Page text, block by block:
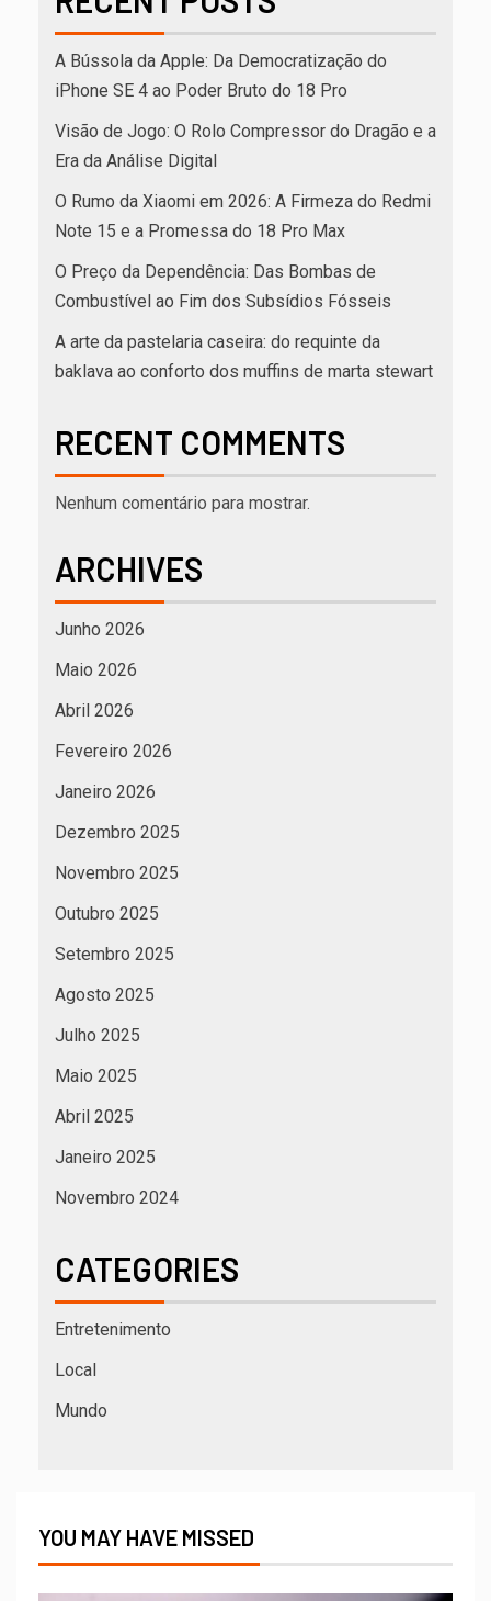
A Bússola da Apple: Da Democratização do
iPhone SE 4 ao Poder Bruto do 18 Pro
Visão de Jogo: O Rolo Compressor do Dragão e a
Era da Análise Digital
O Rumo da Xiaomi em 2026: A Firmeza do Redmi
Note 15 e a Promessa do 18 Pro Max
O Preço da Dependência: Das Bombas de
Combustível ao Fim dos Subsídios Fósseis
A arte da pastelaria caseira: do requinte da
baklava ao conforto dos muffins de marta stewart
RECENT COMMENTS
Nenhum comentário para mostrar.
ARCHIVES
Junho 2026
Maio 2026
Abril 2026
Fevereiro 2026
Janeiro 2026
Dezembro 2025
Novembro 2025
Outubro 2025
Setembro 2025
Agosto 2025
Julho 2025
Maio 2025
Abril 2025
Janeiro 2025
Novembro 2024
CATEGORIES
Entretenimento
Local
Mundo
YOU MAY HAVE MISSED